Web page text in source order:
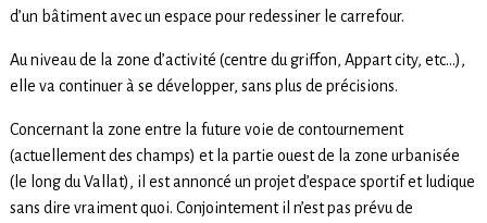
d’un bâtiment avec un espace pour redessiner le carrefour.
Au niveau de la zone d’activité (centre du griffon, Appart city, etc…),
elle va continuer à se développer, sans plus de précisions.
Concernant la zone entre la future voie de contournement
(actuellement des champs) et la partie ouest de la zone urbanisée
(le long du Vallat), il est annoncé un projet d’espace sportif et ludique
sans dire vraiment quoi. Conjointement il n’est pas prévu de